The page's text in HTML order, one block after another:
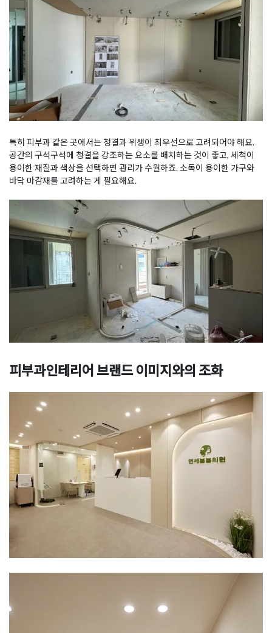
특히 피부과 같은 곳에서는 청결과 위생이 최우선으로 고려되어야 해요.
공간의 구석구석에 청결을 강조하는 요소를 배치하는 것이 좋고, 세척이
용이한 재질과 색상을 선택하면 관리가 수월하죠. 소독이 용이한 가구와
바닥 마감재를 고려하는 게 필요해요.
피부과인테리어 브랜드 이미지와의 조화